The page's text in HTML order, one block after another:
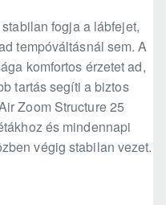
fogja a lábfejet,
tempóváltásnál sem. A
komfortos érzetet ad,
tartás segíti a biztos
Zoom Structure 25
és mindennapi
végig stabilan vezet.